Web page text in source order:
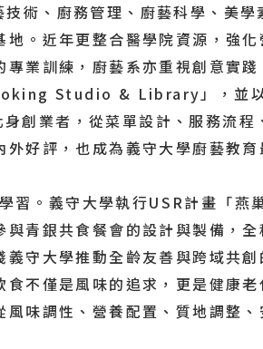
、廚務管理、廚藝科學、美學
。近年更整合醫學院資源，強
業訓練，廚藝系亦重視創意實
Studio & Library」，並
創業者，從菜單設計、服務流
好評，也成為義守大學廚藝教
。義守大學執行USR計畫「燕
青銀共食餐會的設計與製備，
守大學推動全齡友善與跨域共
不僅是風味的追求，更是健康
味調性、營養配置、質地調整